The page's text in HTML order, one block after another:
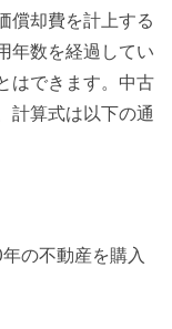
償却費を計上する
年数を経過してい
はできます。中古
計算式は以下の通
の不動産を購入